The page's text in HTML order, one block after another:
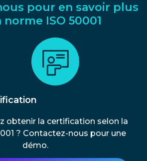
pour en savoir plus
norme ISO 50001
obtenir la certification selon la
? Contactez-nous pour une
démo.